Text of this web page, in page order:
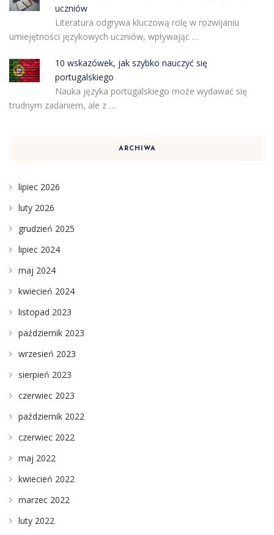
uczniów
Literatura odgrywa kluczową rolę w rozwijaniu
umiejętności językowych uczniów, wpływając …
10 wskazówek, jak szybko nauczyć się
portugalskiego
Nauka języka portugalskiego może wydawać się
trudnym zadaniem, ale z …
ARCHIWA
lipiec 2026
luty 2026
grudzień 2025
lipiec 2024
maj 2024
kwiecień 2024
listopad 2023
październik 2023
wrzesień 2023
sierpień 2023
czerwiec 2023
październik 2022
czerwiec 2022
maj 2022
kwiecień 2022
marzec 2022
luty 2022